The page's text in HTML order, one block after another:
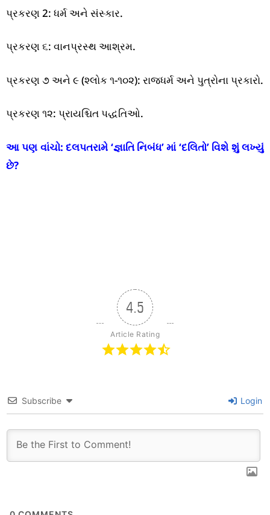
પ્રકરણ 2: ધર્મ અને સંસ્કાર.
પ્રકરણ ૬: વાનપ્રસ્થ આશ્રમ.
પ્રકરણ ૭ અને ૯ (શ્લોક ૧-૧૦૨): રાજધર્મ અને પુત્રોના પ્રકારો.
પ્રકરણ ૧૨: પ્રાયશ્ચિત પદ્ધતિઓ.
આ પણ વાંચો:દલપતરામે ‘જ્ઞાતિ નિબંધ’ માં ‘દલિતો’ વિશે શું લખ્યું
છે?
4.5
Article Rating
Subscribe Login